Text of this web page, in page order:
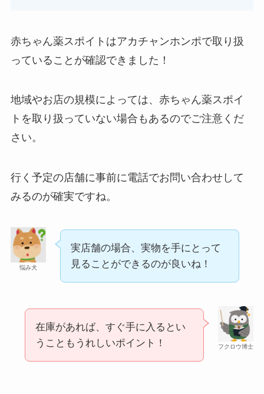
未来のレモンサワーはどこに売ってる？販売店は
コンビニやスーパー！
背脂はどこに売ってる？業務スーパーやイオンで
赤ちゃん薬スポイトはアカチャンホンポで取り扱
っていることが確認できました！
地域やお店の規模によっては、赤ちゃん薬スポイ
トを取り扱っていない場合もあるのでご注意くだ
さい。
行く予定の店舗に事前に電話でお問い合わせして
みるのが確実ですね。
悩み犬
実店舗の場合、実物を手にとって
見ることができるのが良いね！
フクロウ博士
在庫があれば、すぐ手に入るとい
うこともうれしいポイント！